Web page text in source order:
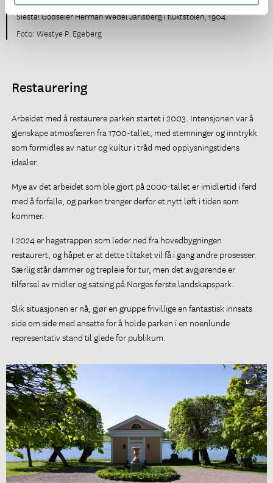
Siesta! Godseier Herman Wedel Jarlsberg i fluktstolen, 1904.
Westye P. Egeberg
Restaurering
Arbeidet med å restaurere parken startet i 2003. Intensjonen var å
gjenskape atmosfæren fra 1700-tallet, med stemninger og inntrykk
som formidles av natur og kultur i tråd med opplysningstidens
idealer.
Mye av det arbeidet som ble gjort på 2000-tallet er imidlertid i ferd
med å forfalle, og parken trenger derfor et nytt løft i tiden som
kommer.
I 2024 er hagetrappen som leder ned fra hovedbygningen
restaurert, og håpet er at dette tiltaket vil få i gang andre prosesser.
Særlig står dammer og trepleie for tur, men det avgjørende er
tilførsel av midler og satsing på Norges første landskapspark.
Slik situasjonen er nå, gjør en gruppe frivillige en fantastisk innsats
side om side med ansatte for å holde parken i en noenlunde
representativ stand til glede for publikum.